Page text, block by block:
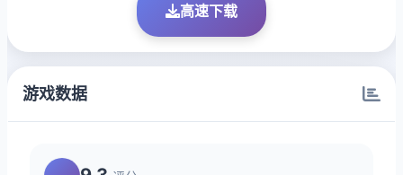
高速下载
游戏数据